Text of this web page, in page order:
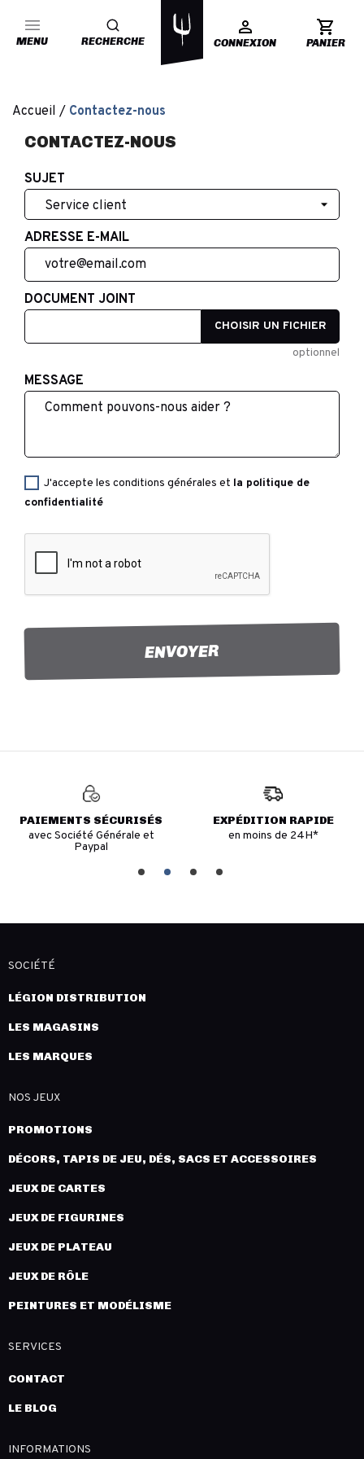
MENU RECHERCHE CONNEXION PANIER
Accueil Contactez-nous
CONTACTEZ-NOUS
SUJET
ADRESSE E-MAIL
DOCUMENT JOINT
CHOISIR UN FICHIER
optionnel
MESSAGE
J'accepte les conditions générales et la politique de
confidentialité
PAIEMENTS SÉCURISÉS
avec Société Générale et
Paypal
EXPÉDITION RAPIDE
en moins de 24H*
SOCIÉTÉ
LÉGION DISTRIBUTION
LES MAGASINS
LES MARQUES
NOS JEUX
PROMOTIONS
DÉCORS, TAPIS DE JEU, DÉS, SACS ET ACCESSOIRES
JEUX DE CARTES
JEUX DE FIGURINES
JEUX DE PLATEAU
JEUX DE RÔLE
PEINTURES ET MODÉLISME
SERVICES
CONTACT
LE BLOG
INFORMATIONS